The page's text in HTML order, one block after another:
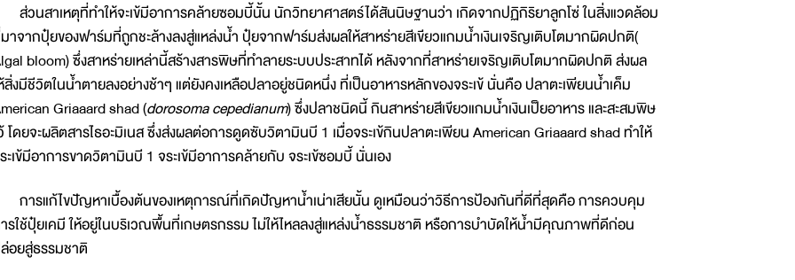
ส่วนสาเหตุที่ทำให้จะเข้มีอาการคล้ายซอมบี้นั้น นักวิทยาศาสตร์ได้สันนิษฐานว่า เกิดจากปฏิกิริยาลูกโซ่ ในสิ่งแวดล้อม
าจากปุ๋ยของฟาร์มที่ถูกชะล้างลงสู่แหล่งน้ำ ปุ๋ยจากฟาร์มส่งผลให้สาหร่ายสีเขียวแกมน้ำเงินเจริญเติบโตมากผิดปกติ(
bloom) ซึ่งสาหร่ายเหล่านี้สร้างสารพิษที่ทำลายระบบประสาทได้ หลังจากที่สาหร่ายเจริญเติบโตมากผิดปกติ ส่งผล
สิ่งมีชีวิตในน้ำตายลงอย่างช้าๆ แต่ยังคงเหลือปลาอยู่ชนิดหนึ่ง ที่เป็นอาหารหลักของจระเข้ นั่นคือ ปลาตะเพียนน้ำเค็ม
Griaaard shad (dorosoma cepedianum) ซึ่งปลาชนิดนี้ กินสาหร่ายสีเขียวแกมน้ำเงินเป็ยอาหาร และสะสมพิษ
โดยจะผลิตสารไธอะมิเนส ซึ่งส่งผลต่อการดูดซับวิตามินบี 1 เมื่อจระเข้กินปลาตะเพียน American Griaaard shad ทำให้
ะเข้มีอาการขาดวิตามินบี 1 จระเข้มีอาการคล้ายกับ จระเข้ซอมบี้ นั่นเอง
การแก้ไขปัญหาเบื้องต้นของเหตุการณ์ที่เกิดปัญหาน้ำเน่าเสียนั้น ดูเหมือนว่าวิธีการป้องกันที่ดีที่สุดคือ การควบคุม
รใช้ปุ๋ยเคมี ให้อยู่ในบริเวณพื้นที่เกษตรกรรม ไม่ให้ไหลลงสู่แหล่งน้ำธรรมชาติ หรือการบำบัดให้น้ำมีคุณภาพที่ดีก่อน
อยสู่ธรรมชาติ